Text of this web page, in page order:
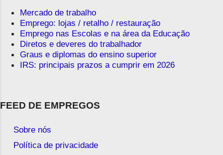
Mercado de trabalho
Emprego: lojas / retalho / restauração
Emprego nas Escolas e na área da Educação
Diretos e deveres do trabalhador
Graus e diplomas do ensino superior
IRS: principais prazos a cumprir em 2026
FEED DE EMPREGOS
Sobre nós
Política de privacidade